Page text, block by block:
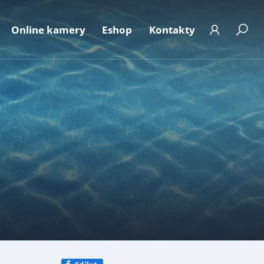
Aktuální obsazenost
Fotogalerie
FAQ
Kalendář akcí
ke stažení
osobních údajů
dle zák.106/1999
podatelna
Online kamery Eshop Kontakty